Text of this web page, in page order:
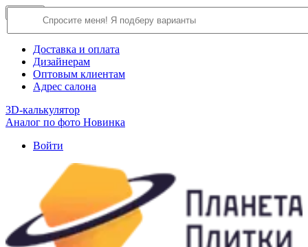
О компании
Доставка и оплата
Дизайнерам
Оптовым клиентам
Адрес салона
3D-калькулятор
Аналог по фото Новинка
Войти